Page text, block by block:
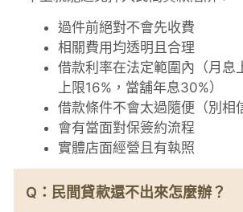
過件前絕對不會先收費
相關費用均透明且合理
借款利率在法定範圍內（月息
上限16%，當舖年息30%）
借款條件不會太過隨便（別相
會有當面對保簽約流程
實體店面經營且有執照
Q：民間貸款還不出來怎麼辦？